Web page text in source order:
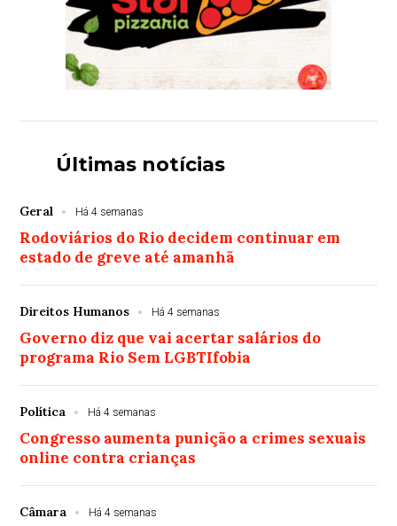
Últimas notícias
Geral Há 4 semanas
Rodoviários do Rio decidem continuar em
estado de greve até amanhã
Direitos Humanos Há 4 semanas
Governo diz que vai acertar salários do
programa Rio Sem LGBTIfobia
Política Há 4 semanas
Congresso aumenta punição a crimes sexuais
online contra crianças
Câmara Há 4 semanas